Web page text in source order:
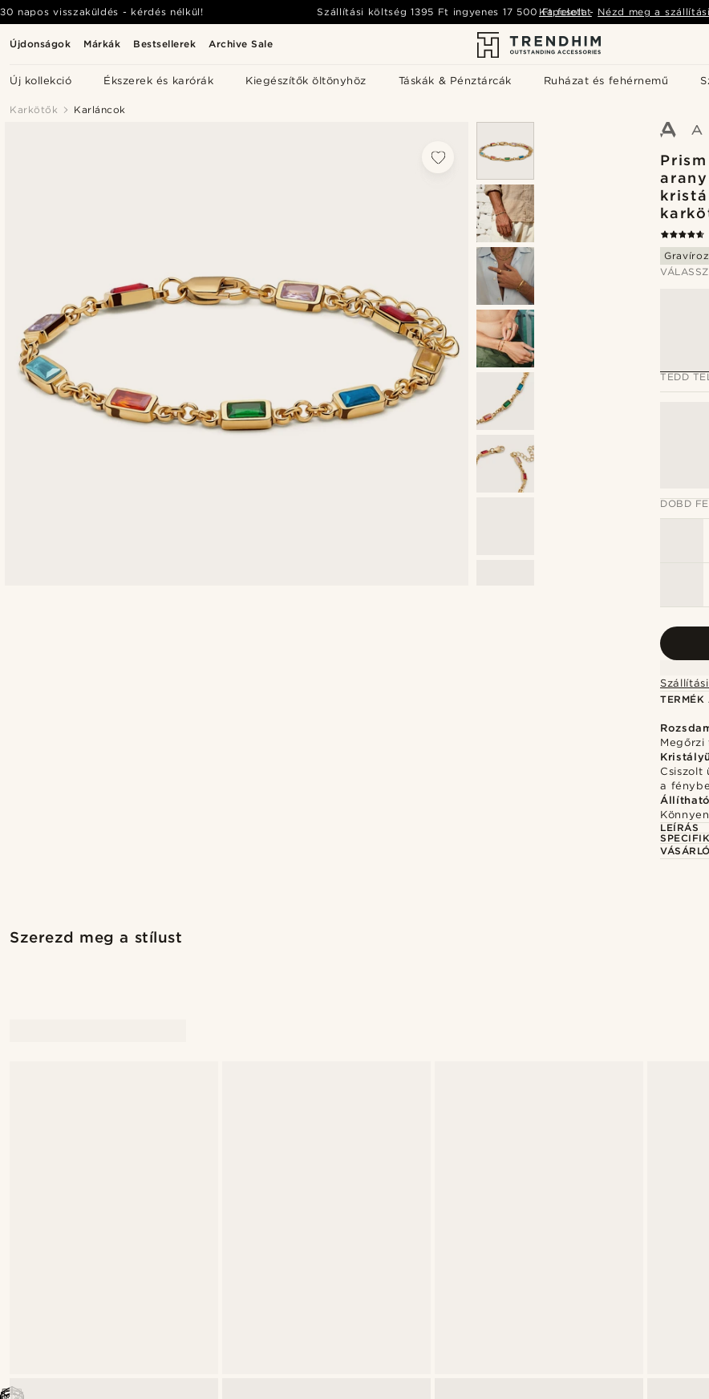
Újdonságok Márkák Bestsellerek Archive Sale
Új kollekció Ékszerek és karórák Kiegészítők öltönyhöz Táskák & Pénztárcák Ruházat és fehérnemű
30 napos visszaküldés - kérdés nélkül! Szállítási költség1395 Ft ingyenes 17 500 Ft felett- Nézd meg a
Kapcsolat
Karkötők Karláncok
TEDD
DOBD
TERMÉK
Megőrzi
Csiszolt
a
Állítható
LEÍRÁS
Szerezd meg a stílust